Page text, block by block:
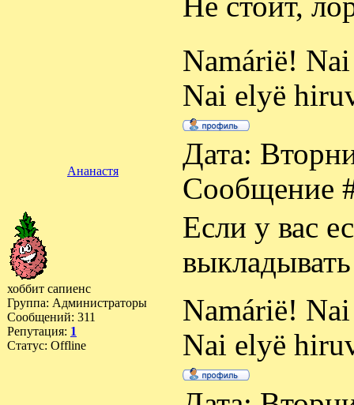
Namárië!
Nai elyë
Ананастя
Дата:
Сообщение
хоббит сапиенс
Группа: Администраторы
Сообщений: 311
Репутация: 1
Статус: Offline
Если у вас
Namárië!
Nai elyë